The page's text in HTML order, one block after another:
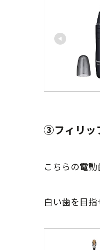
③フィリッ
こちらの電
白い歯を目